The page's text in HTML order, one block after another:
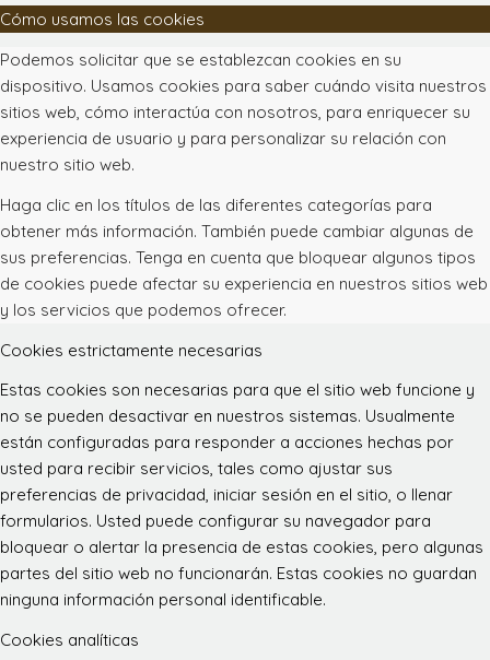
Cómo usamos las cookies
Podemos solicitar que se establezcan cookies en su
dispositivo. Usamos cookies para saber cuándo visita nuestros
sitios web, cómo interactúa con nosotros, para enriquecer su
experiencia de usuario y para personalizar su relación con
nuestro sitio web.
Haga clic en los títulos de las diferentes categorías para
obtener más información. También puede cambiar algunas de
sus preferencias. Tenga en cuenta que bloquear algunos tipos
de cookies puede afectar su experiencia en nuestros sitios web
y los servicios que podemos ofrecer.
Cookies estrictamente necesarias
Estas cookies son necesarias para que el sitio web funcione y
no se pueden desactivar en nuestros sistemas. Usualmente
están configuradas para responder a acciones hechas por
usted para recibir servicios, tales como ajustar sus
preferencias de privacidad, iniciar sesión en el sitio, o llenar
formularios. Usted puede configurar su navegador para
bloquear o alertar la presencia de estas cookies, pero algunas
partes del sitio web no funcionarán. Estas cookies no guardan
ninguna información personal identificable.
Cookies analíticas